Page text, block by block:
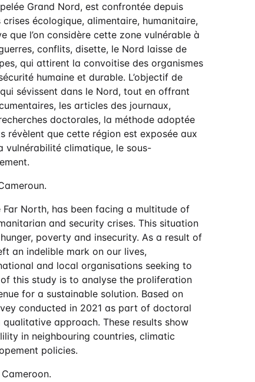
Grand Nord, est confrontée depuis
écologique, alimentaire, humanitaire,
que l’on considère cette zone vulnérable à
conflits, disette, le Nord laisse de
qui attirent la convoitise des organismes
humaine et durable. L’objectif de
sévissent dans le Nord, tout en offrant
les articles des journaux,
doctorales, la méthode adoptée
révèlent que cette région est exposée aux
vulnérabilité climatique, le sous-
Far North, has been facing a multitude of
and security crises. This situation
poverty and insecurity. As a result of
an indelible mark on our lives,
and local organisations seeking to
this study is to analyse the proliferation
for a sustainable solution. Based on
conducted in 2021 as part of doctoral
approach. These results show
in neighbouring countries, climatic
policies.